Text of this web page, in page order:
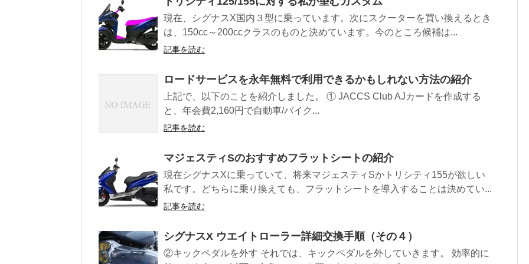
現在、シグナスX国内３型に乗っています。次にスクーターを買い換えるとき
は、150cc～200ccクラスのものと決めています。今のところ候補は...
記事を読む
ロードサービスを永年無料で利用できるかもしれない方法の紹介
上記で、以下のことを紹介しました。 ① JACCS Club AJカードを作成する
と、年会費2,160円で自動車/バイク...
記事を読む
マジェスティSのおすすめフラットシートの紹介
現在シグナスXに乗っていて、将来マジェスティSかトリシティ155が欲しい
私です。どちらに乗り換えても、フラットシートを導入することは決めてい...
記事を読む
シグナスX ウエイトローラー詳細交換手順（その４）
②キックペダルを外す それでは、キックペダルを外していきます。 効率的に